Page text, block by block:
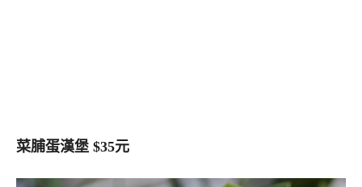
菜脯蛋漢堡 $35元